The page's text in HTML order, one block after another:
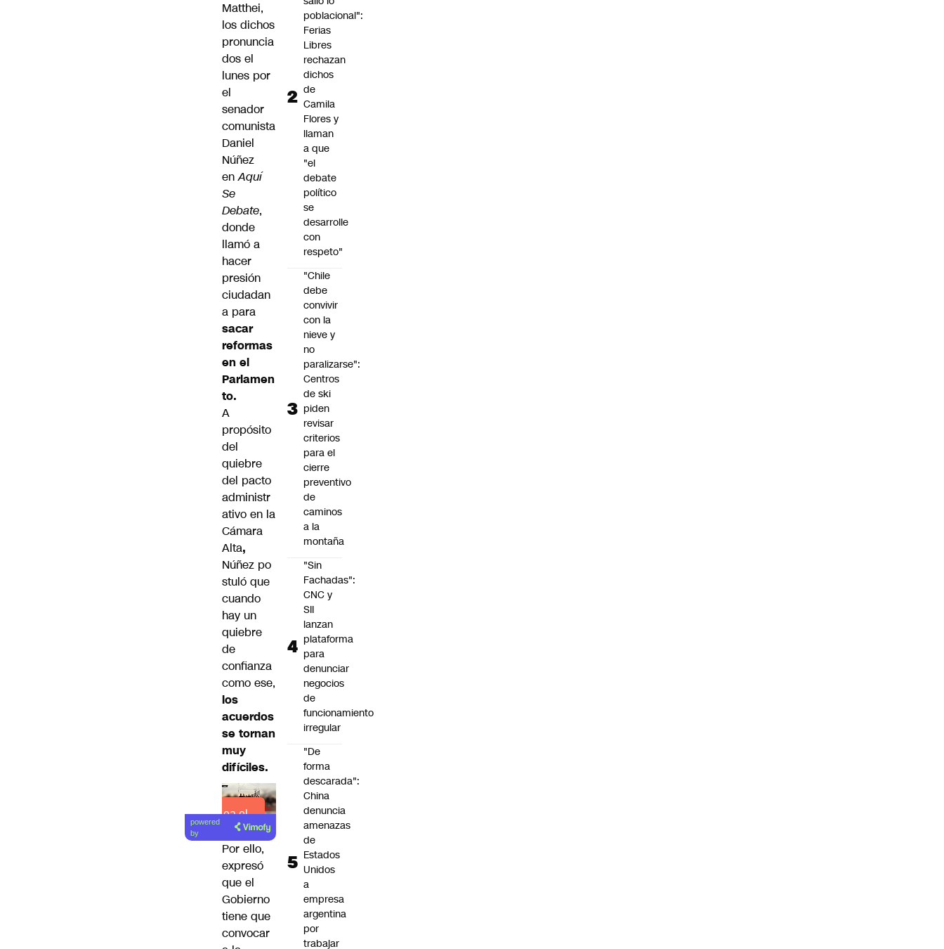
Matthei,
los dichos
pronuncia
dos el
lunes por
el
senador
comunista
Daniel
Núñez
enAquí
Se
Debate,
donde
llamó a
hacer
presión
ciudadan
a para
sacar
reformas
en el
Parlamen
to.
A
propósito
del
quiebre
del pacto
administr
ativo en la
Cámara
Alta,
Núñez po
stuló que
cuando
hay un
quiebre
de
confianza
como ese,
los
acuerdos
se tornan
muy
difíciles.
Lea el
artículo
powered
by
Por ello,
expresó
que el
Gobierno
tiene que
convocar
poblacional":
Ferias
Libres
rechazan
dichos
de
Camila
Flores y
llaman
a que
"el
debate
político
se
desarrolle
con
respeto"
"Chile
debe
convivir
con la
nieve y
no
paralizarse":
Centros
de ski
piden
revisar
criterios
para el
cierre
preventivo
de
caminos
a la
montaña
"Sin
Fachadas":
CNC y
SII
lanzan
plataforma
para
denunciar
negocios
de
funcionamiento
irregular
"De
forma
descarada":
China
denuncia
amenazas
de
Estados
Unidos
a
empresa
argentina
por
trabajar